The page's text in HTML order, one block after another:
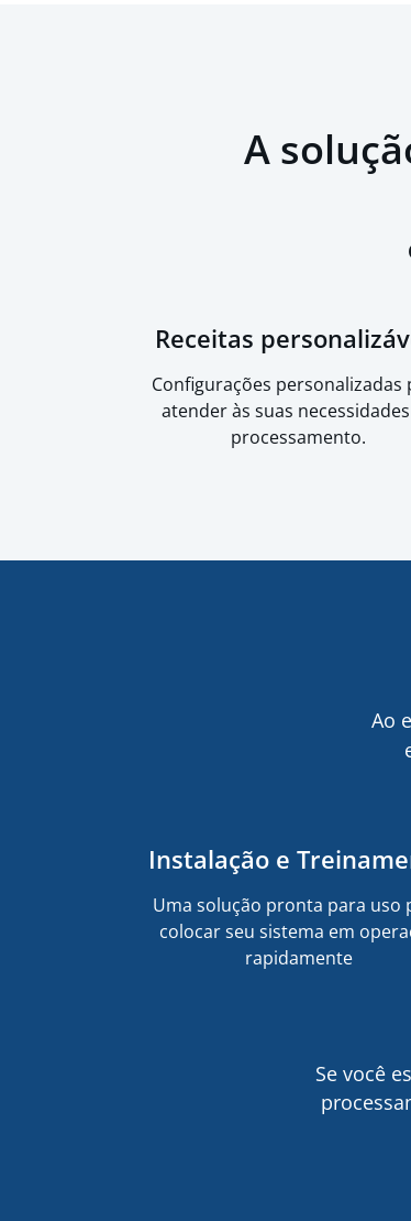
A
Receitas
Configurações personalizadas
atender às suas
processamento.
Ao
Instalação e
Uma solução pronta para uso
colocar seu sistema em
rapidamente
Se você